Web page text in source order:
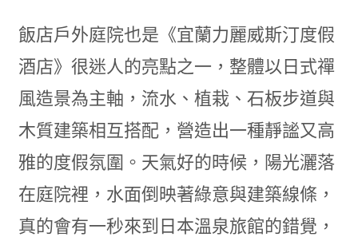
飯店戶外庭院也是《宜蘭力麗威斯汀度假
酒店》很迷人的亮點之一，整體以日式禪
風造景為主軸，流水、植栽、石板步道與
木質建築相互搭配，營造出一種靜謐又高
雅的度假氛圍。天氣好的時候，陽光灑落
在庭院裡，水面倒映著綠意與建築線條，
真的會有一秒來到日本溫泉旅館的錯覺，